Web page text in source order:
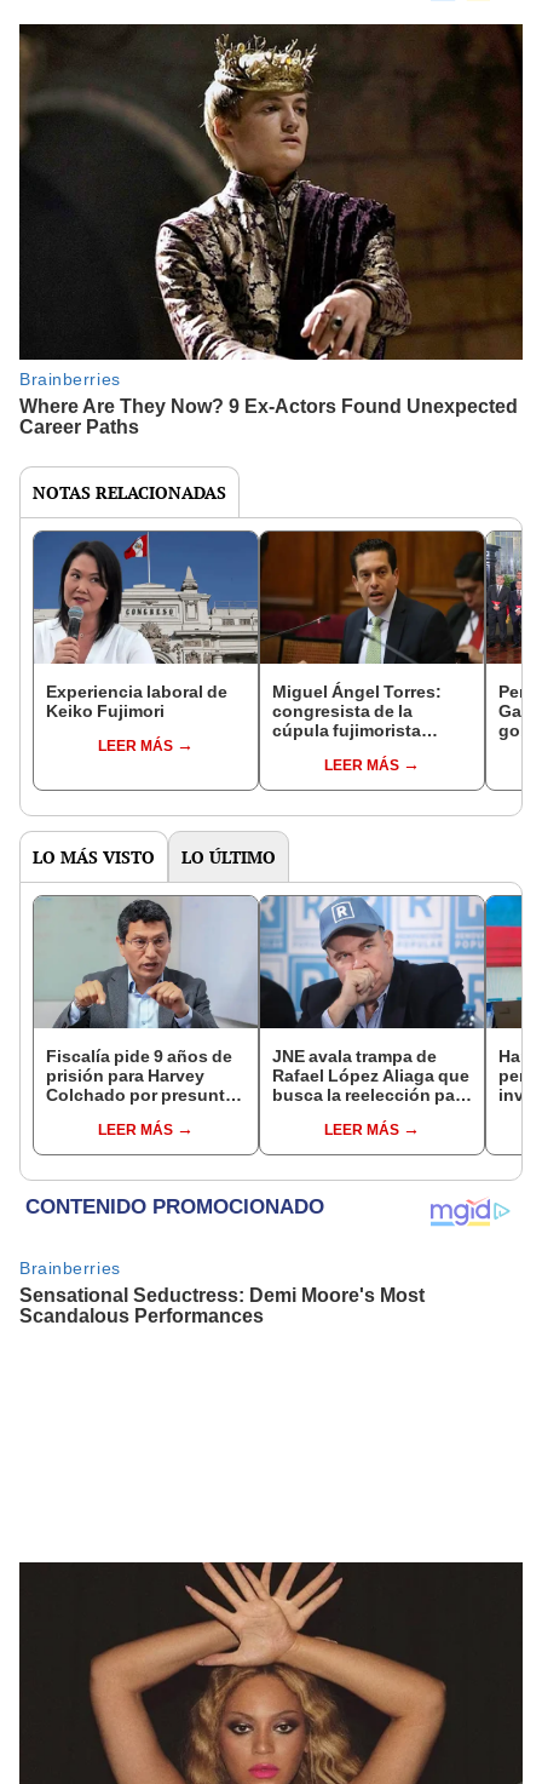
NOTAS RELACIONADAS
Experiencia laboral de
Keiko Fujimori
LEER MÁS
Miguel Ángel Torres:
congresista de la
cúpula fujimorista
del SenadoLEER MÁS
LO MÁS VISTO LO ÚLTIMO
Fiscalía pide 9 años de
prisión para Harvey
Colchado por presunta
incompatible y falsedad
ideológica
LEER MÁS
JNE avala trampa de
Rafael López Aliaga que
busca la reelección para
LEER MÁS